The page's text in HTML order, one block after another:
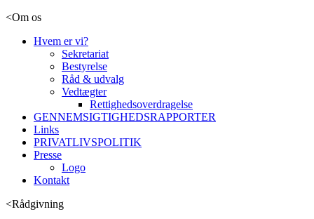
<Om os
Hvem er vi?
Sekretariat
Bestyrelse
Råd & udvalg
Vedtægter
Rettighedsoverdragelse
GENNEMSIGTIGHEDSRAPPORTER
Links
PRIVATLIVSPOLITIK
Presse
Logo
Kontakt
<Rådgivning